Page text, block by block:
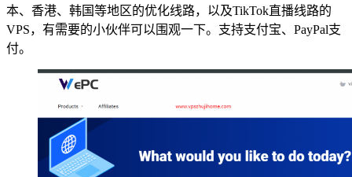
本、香港、韩国等地区的优化线路，以及TikTok直播线路的
VPS，有需要的小伙伴可以围观一下。支持支付宝、PayPal支
付。